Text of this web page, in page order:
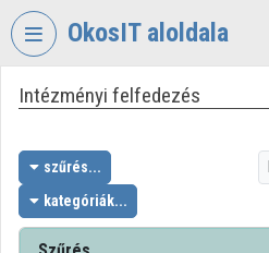
Fejléc kihagyása
OkosIT aloldala
VIDEOTORIUM
OKOSIT
Intézményi kezdőlap
Intézményi felfedezés
szűrés...
kategóriák...